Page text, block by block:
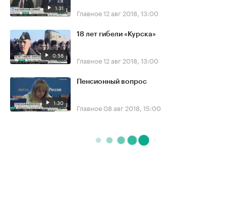
1:31 Главное12 авг 2018, 13:00
0:56
18 лет гибели «Курска»
Главное12 авг 2018, 13:00
1:30
Пенсионный вопрос
Главное 08 авг 2018, 15:00